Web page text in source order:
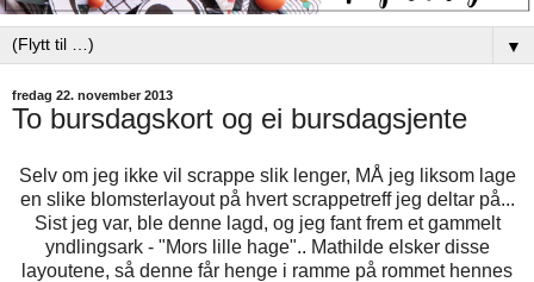
▼
fredag 22. november 2013
To bursdagskort og ei bursdagsjente
Selv om jeg ikke vil scrappe slik lenger, MÅ jeg liksom lage
en slike blomsterlayout på hvert scrappetreff jeg deltar på...
Sist jeg var, ble denne lagd, og jeg fant frem et gammelt
yndlingsark - "Mors lille hage".. Mathilde elsker disse
layoutene, så denne får henge i ramme på rommet hennes